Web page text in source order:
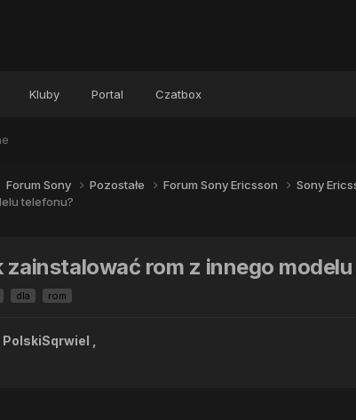
Kluby Portal Czatbox
Forum Sony Pozostałe Forum Sony Ericsson Sony
telefonu?
zainstalować rom z innego
dla rom
PolskiSqrwiel